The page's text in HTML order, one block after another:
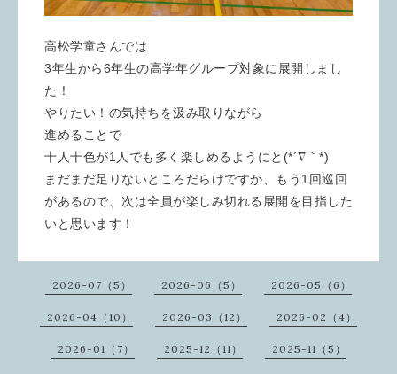
高松学童さんでは
3年生から6年生の高学年グループ対象に展開しまし
た！
やりたい！の気持ちを汲み取りながら
進めることで
十人十色が1人でも多く楽しめるようにと(*´∇｀*)
まだまだ足りないところだらけですが、もう1回巡回
があるので、次は全員が楽しみ切れる展開を目指した
いと思います！
2026-07（5） 2026-06（5） 2026-05（6）
2026-04（10） 2026-03（12） 2026-02（4）
2026-01（7） 2025-12（11） 2025-11（5）